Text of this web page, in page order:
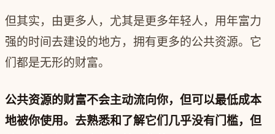
但其实，由更多人，尤其是更多年轻人，用年富力
强的时间去建设的地方，拥有更多的公共资源。它
们都是无形的财富。
公共资源的财富不会主动流向你，但可以最低成本
地被你使用。去熟悉和了解它们几乎没有门槛，但